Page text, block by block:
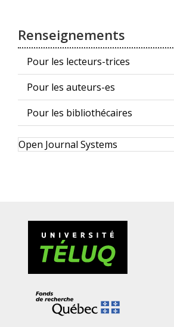
Renseignements
Pour les lecteurs-trices
Pour les auteurs-es
Pour les bibliothécaires
Développé
par
Open Journal Systems